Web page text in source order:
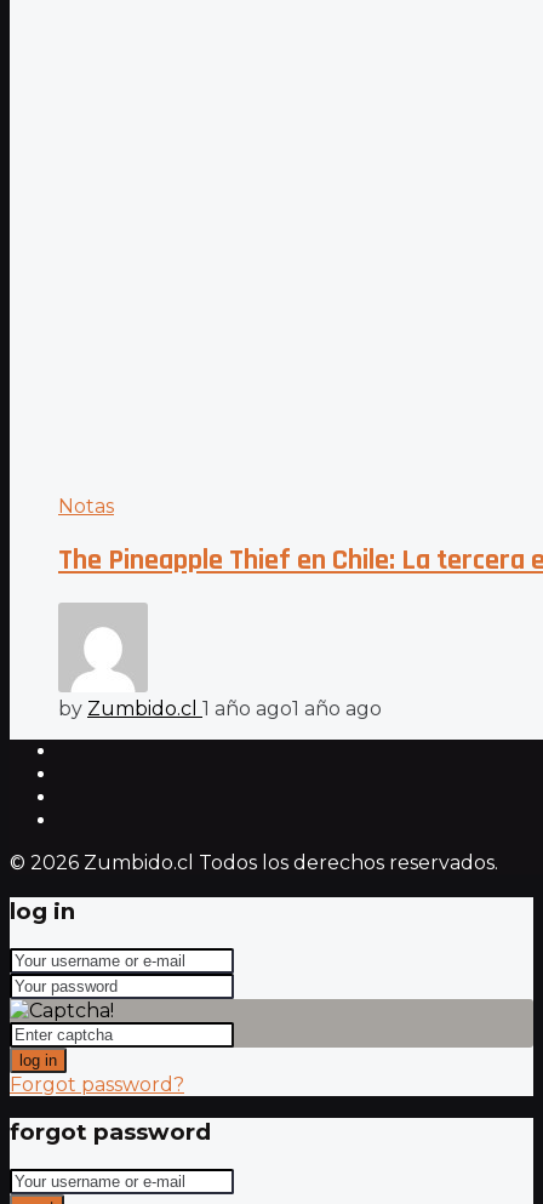
Notas
The Pineapple Thief en Chile: La tercera
by Zumbido.cl 1 año ago1 año ago
© 2026 Zumbido.cl Todos los derechos reservados.
log in
log in
Forgot password?
forgot password